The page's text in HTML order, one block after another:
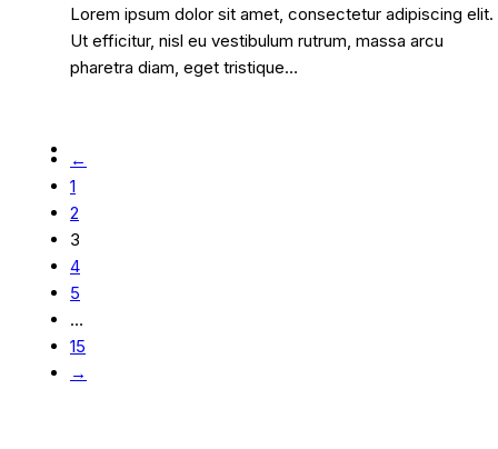
Lorem ipsum dolor sit amet, consectetur adipiscing elit.
Ut efficitur, nisl eu vestibulum rutrum, massa arcu
pharetra diam, eget tristique…
←
1
2
3
4
5
…
15
→